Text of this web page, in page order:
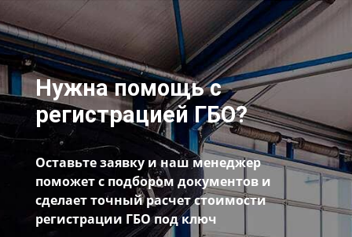
Нужна помощь с
регистрацией ГБО?
Оставьте заявку и наш менеджер
поможет с подбором документов и
сделает точный расчет стоимости
регистрации ГБО под ключ